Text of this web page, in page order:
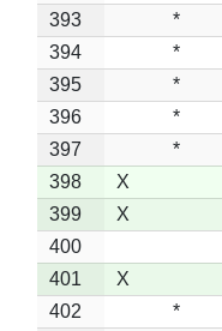
393
*
394
*
395
*
396
*
397
*
398
X
399
X
400
401
X
402
*